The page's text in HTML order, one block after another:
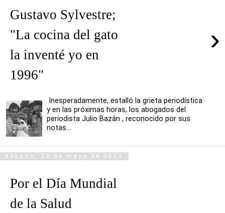
Gustavo Sylvestre;
"La cocina del gato
la inventé yo en
1996"
›
Inesperadamente, estalló la grieta periodística
y en las próximas horas, los abogados del
periodista Julio Bazán , reconocido por sus
notas...
sábado, 29 de mayo de 2021
Por el Día Mundial
de la Salud